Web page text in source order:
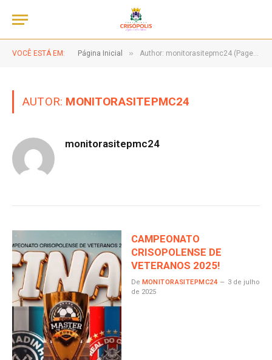
VOCÊ ESTÁ EM: Página Inicial » Author: monitorasitepmc24 (Page 24)
AUTOR: MONITORASITEPMC24
monitorasitepmc24
CAMPEONATO
CRISOPOLENSE DE
VETERANOS 2025!
De MONITORASITEPMC24
3 de julho
de 2025